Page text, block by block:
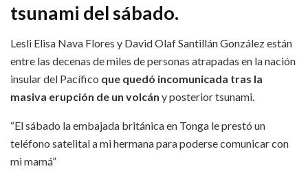
tsunami del sábado.
Lesli Elisa Nava Flores y David Olaf Santillán González están
entre las decenas de miles de personas atrapadas en la nación
insular del Pacífico que quedó incomunicada tras la
masiva erupción de un volcán y posterior tsunami.
“El sábado la embajada británica en Tonga le prestó un
teléfono satelital a mi hermana para poderse comunicar con
mi mamá”